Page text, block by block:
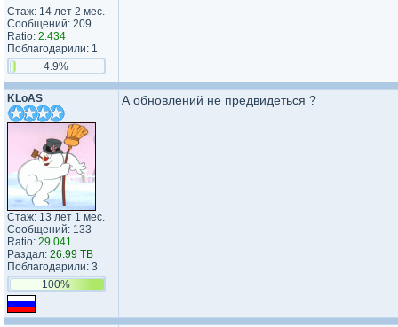
Стаж: 14 лет 2 мес.
Сообщений: 209
Ratio: 2.434
Поблагодарили: 1
4.9%
KLoAS
Стаж: 13 лет 1 мес.
Сообщений: 133
Ratio: 29.041
Раздал: 26.99 TB
Поблагодарили: 3
100%
А обновлений не предвидеться ?